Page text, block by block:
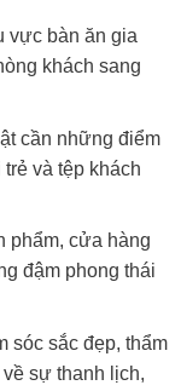
vực bàn ăn gia
khách sang
cần những điểm
và tệp khách
phẩm, cửa hàng
đậm phong thái
sóc sắc đẹp, thẩm
sự thanh lịch,